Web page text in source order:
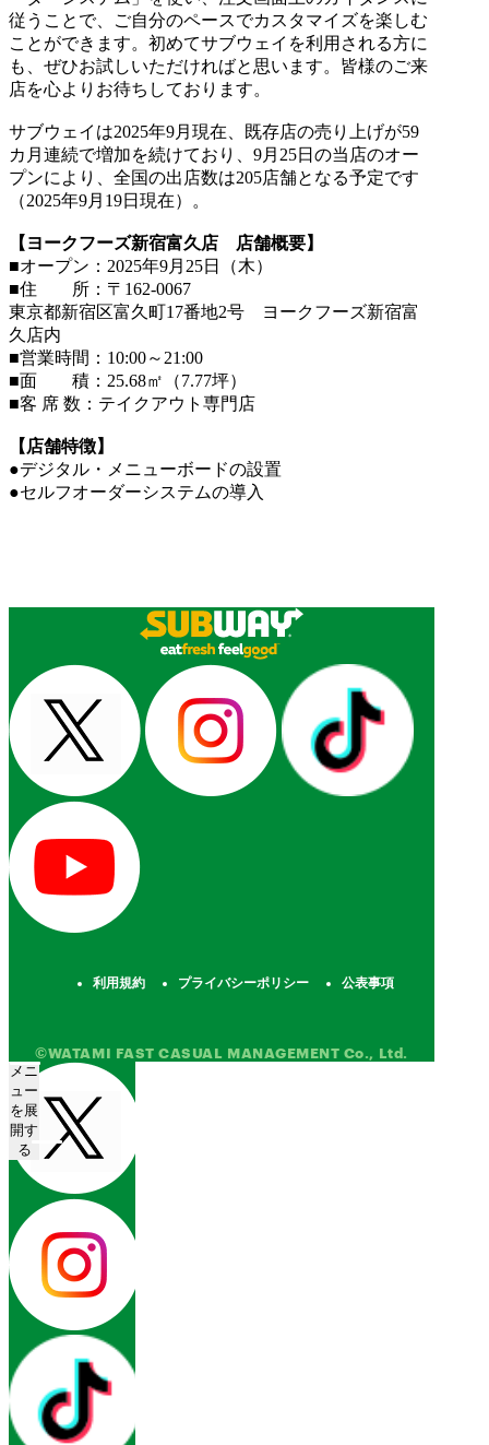
従うことで、ご自分のペースでカスタマイズを楽しむ
ことができます。初めてサブウェイを利用される方に
も、ぜひお試しいただければと思います。皆様のご来
店を心よりお待ちしております。
サブウェイは2025年9月現在、既存店の売り上げが59
カ月連続で増加を続けており、9月25日の当店のオー
プンにより、全国の出店数は205店舗となる予定です
（2025年9月19日現在）。
【ヨークフーズ新宿富久店 店舗概要】
■オープン：2025年9月25日（木）
■住 所：〒162-0067
東京都新宿区富久町17番地2号 ヨークフーズ新宿富
久店内
■営業時間：10:00～21:00
■面 積：25.68㎡（7.77坪）
■客 席 数：テイクアウト専門店
【店舗特徴】
●デジタル・メニューボードの設置
●セルフオーダーシステムの導入
利用規約 プライバシーポリシー 公表事項
©WATAMI FAST CASUAL MANAGEMENT Co., Ltd.
メニ
ュー
を展
開す
る